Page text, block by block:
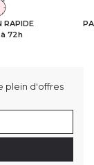
RAPIDE
72h
plein d'offres